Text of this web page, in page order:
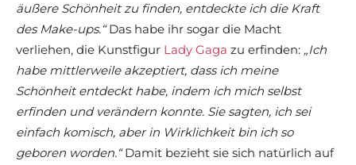
äußere Schönheit zu finden, entdeckte ich die Kraft
des Make-ups.“Das habe ihr sogar die Macht
verliehen, die Kunstfigur Lady Gaga zu erfinden: „Ich
habe mittlerweile akzeptiert, dass ich meine
Schönheit entdeckt habe, indem ich mich selbst
erfinden und verändern konnte. Sie sagten, ich sei
einfach komisch, aber in Wirklichkeit bin ich so
geboren worden.“Damit bezieht sie sich natürlich auf